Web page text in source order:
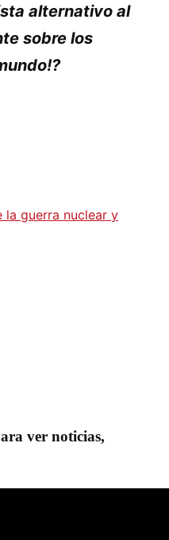
alternativo al
sobre los
la guerra nuclear y
ver noticias,